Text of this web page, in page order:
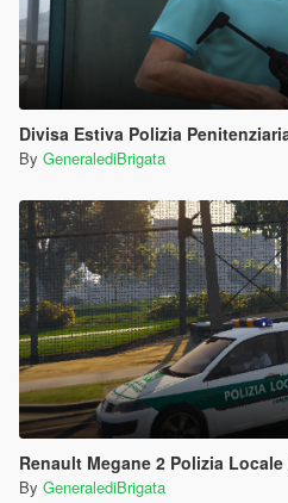
Divisa Estiva Polizia
By GeneralediBrigata
Renault Megane 2 Polizia
By GeneralediBrigata